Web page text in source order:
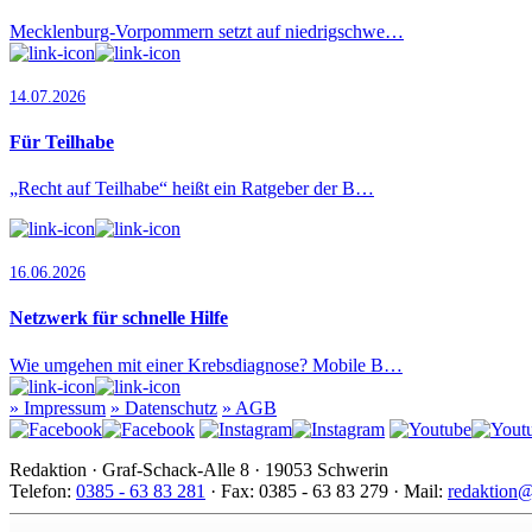
Mecklenburg-Vorpommern setzt auf niedrigschwe…
14.07.2026
Für Teilhabe
„Recht auf Teilhabe“ heißt ein Ratgeber der B…
16.06.2026
Netzwerk für schnelle Hilfe
Wie umgehen mit einer Krebsdiagnose? Mobile B…
» Impressum » Datenschutz » AGB
Redaktion · Graf-Schack-Alle 8 · 19053 Schwerin
Telefon: 0385 - 63 83 281 · Fax: 0385 - 63 83 279 · Mail: